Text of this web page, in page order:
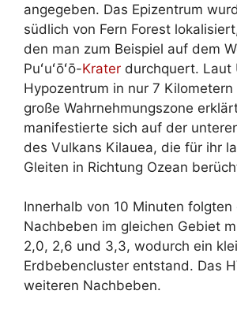
angegeben. Das Epizentrum
südlich von Fern Forest
den man zum Beispiel auf dem
Puʻuʻōʻō-Krater durchquert. Laut
Hypozentrum in nur 7
große Wahrnehmungszone
manifestierte sich auf der
des Vulkans Kilauea, die für ihr
Gleiten in Richtung Ozean
Innerhalb von 10 Minuten folgten
Nachbeben im gleichen Gebiet
2,0, 2,6 und 3,3, wodurch ein
Erdbebencluster entstand. Das
weiteren Nachbeben.